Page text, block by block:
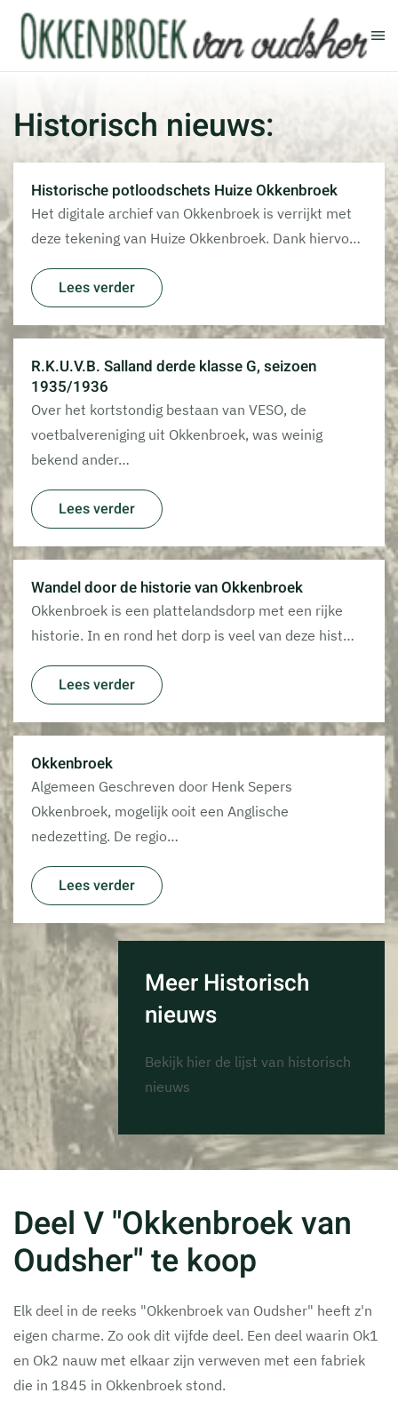
Terug naar hoofdinhoud
Historisch nieuws:
Historische potloodschets Huize Okkenbroek
Het digitale archief van Okkenbroek is verrijkt met
deze tekening van Huize Okkenbroek. Dank hiervo…
Lees verder
R.K.U.V.B. Salland derde klasse G, seizoen
1935/1936
Over het kortstondig bestaan van VESO, de
voetbalvereniging uit Okkenbroek, was weinig
bekend ander…
Lees verder
Wandel door de historie van Okkenbroek
Okkenbroek is een plattelandsdorp met een rijke
historie. In en rond het dorp is veel van deze hist…
Lees verder
Okkenbroek
Algemeen Geschreven door Henk Sepers
Okkenbroek, mogelijk ooit een Anglische
nedezetting. De regio…
Lees verder
Meer Historisch
nieuws
Bekijk hier de lijst van historisch
nieuws
Deel V "Okkenbroek van
Oudsher" te koop
Elk deel in de reeks "Okkenbroek van Oudsher" heeft z'n
eigen charme. Zo ook dit vijfde deel. Een deel waarin Ok1
en Ok2 nauw met elkaar zijn verweven met een fabriek
die in 1845 in Okkenbroek stond.